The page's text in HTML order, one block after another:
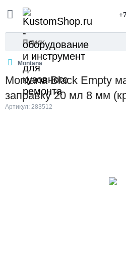
Montana
Montana Black Empty
заправку 20 мл 8 мм
Артикул: 283512